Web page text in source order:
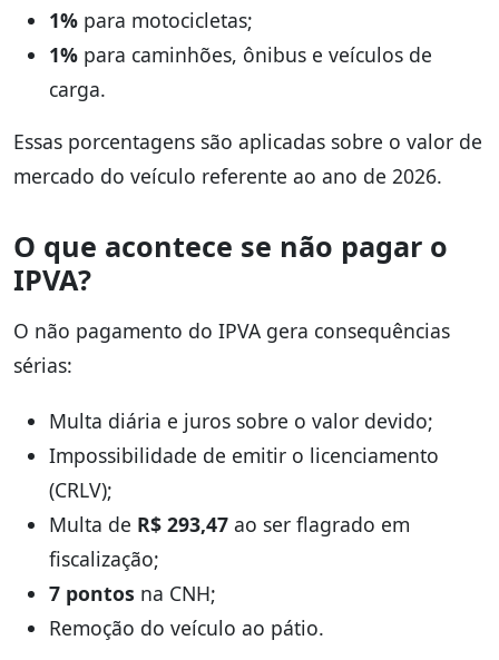
1% para motocicletas;
1% para caminhões, ônibus e veículos de
carga.
Essas porcentagens são aplicadas sobre o valor de
mercado do veículo referente ao ano de 2026.
O que acontece se não pagar o
IPVA?
O não pagamento do IPVA gera consequências
sérias:
Multa diária e juros sobre o valor devido;
Impossibilidade de emitir o licenciamento
(CRLV);
Multa de R$ 293,47 ao ser flagrado em
fiscalização;
7 pontos na CNH;
Remoção do veículo ao pátio.